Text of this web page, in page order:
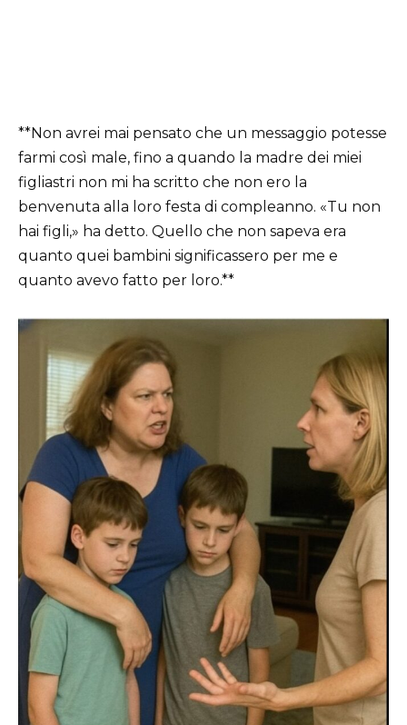
**Non avrei mai pensato che un messaggio potesse
farmi così male, fino a quando la madre dei miei
figliastri non mi ha scritto che non ero la
benvenuta alla loro festa di compleanno. «Tu non
hai figli,» ha detto. Quello che non sapeva era
quanto quei bambini significassero per me e
quanto avevo fatto per loro.**